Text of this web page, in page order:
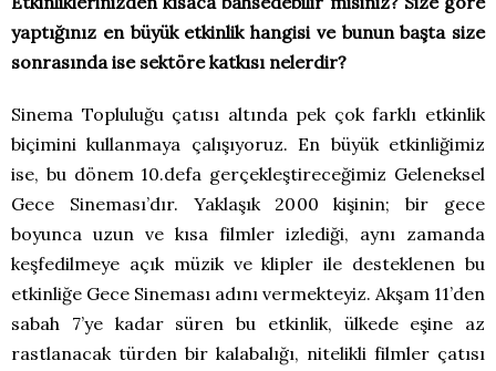
yaptığınız en büyük etkinlik hangisi ve bunun başta size
sonrasında ise sektöre katkısı nelerdir?
Sinema Topluluğu çatısı altında pek çok farklı etkinlik
biçimini kullanmaya çalışıyoruz. En büyük etkinliğimiz
ise, bu dönem 10.defa gerçekleştireceğimiz Geleneksel
Gece Sineması’dır. Yaklaşık 2000 kişinin; bir gece
boyunca uzun ve kısa filmler izlediği, aynı zamanda
keşfedilmeye açık müzik ve klipler ile desteklenen bu
etkinliğe Gece Sineması adını vermekteyiz. Akşam 11’den
sabah 7’ye kadar süren bu etkinlik, ülkede eşine az
rastlanacak türden bir kalabalığı, nitelikli filmler çatısı